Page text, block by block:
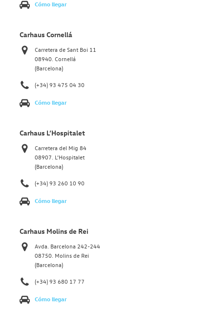
Cómo llegar
Carhaus Cornellá
Carretera de Sant Boi 11
08940. Cornellá
(Barcelona)
(+34) 93 475 04 30
Cómo llegar
Carhaus L’Hospitalet
Carretera del Mig 84
08907. L’Hospitalet
(Barcelona)
(+34) 93 260 10 90
Cómo llegar
Carhaus Molins de Rei
Avda. Barcelona 242-244
08750. Molins de Rei
(Barcelona)
(+34) 93 680 17 77
Cómo llegar